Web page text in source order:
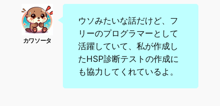
ウソみたいな話だけど、フ
リーのプログラマーとして
活躍していて、私が作成し
たHSP診断テストの作成に
も協力してくれているよ。